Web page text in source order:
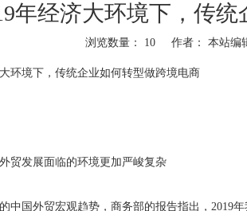
年经济大环境下，传统
浏览数量： 10 作者： 本站编
境下，传统企业如何转型做跨境电商
发展面临的环境更加严峻复杂
国外贸宏观趋势，商务部的报告指出，2019